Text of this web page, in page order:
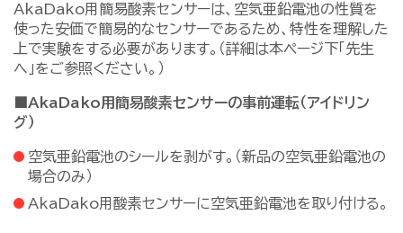
AkaDako用簡易酸素センサーは、空気亜鉛電池の性質を
使った安価で簡易的なセンサーであるため、特性を理解した
上で実験をする必要があります。（詳細は本ページ下「先生
へ」をご参照ください。）
■AkaDako用簡易酸素センサーの事前運転（アイドリン
グ）
空気亜鉛電池のシールを剥がす。（新品の空気亜鉛電池の
場合のみ）
AkaDako用酸素センサーに空気亜鉛電池を取り付ける。